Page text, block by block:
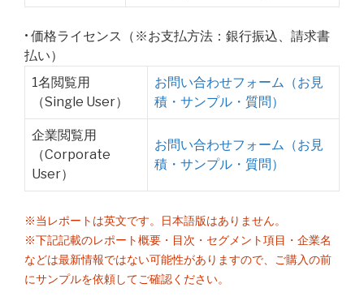
• 価格ライセンス（※お支払方法：銀行振込、請求書
払い）
1名閲覧用
（Single User）
お問い合わせフォーム（お見
積・サンプル・質問）
企業閲覧用
（Corporate
User）
お問い合わせフォーム（お見
積・サンプル・質問）
※当レポートは英文です。日本語版はありません。
※下記記載のレポート概要・目次・セグメント項目・企業名
などは最新情報ではない可能性がありますので、ご購入の前
にサンプルを依頼してご確認ください。